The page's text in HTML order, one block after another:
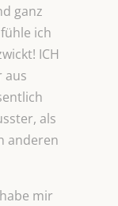
ganz
ich
ICH
aus
als
anderen
mir